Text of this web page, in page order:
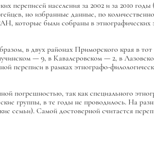
переписей населения за 2002 и за 2010 годы
но избранные данные, по
которые были собраны в этнографических
в двух районах Приморского края в
— 9, в Кавалеровском — 2, в
переписи в рамках этнографо-
погрешностью, так как специального
группы, в те годы не проводилось. На
семьи). Самой достоверной считается